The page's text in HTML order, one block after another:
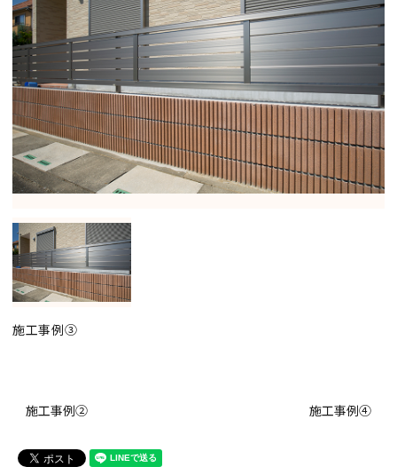
施工事例③
施工事例② 施工事例④